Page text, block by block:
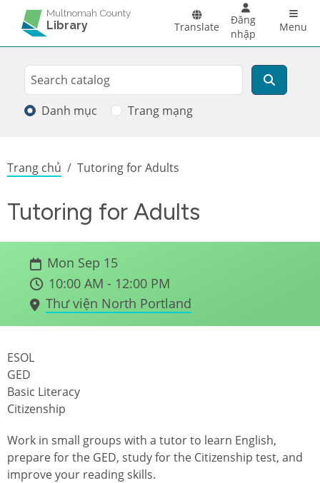
Skip to main content
Multnomah County
Library Translate
Đăng
nhập
Menu
Search
Tìm kiếm
Danh mục Trang mạng
Breadcrumb
Trang chủ Tutoring for Adults
Tutoring for Adults
Mon Sep 15
10:00 AM - 12:00 PM
Thư viện North Portland
ESOL
GED
Basic Literacy
Citizenship
Work in small groups with a tutor to learn English,
prepare for the GED, study for the Citizenship test, and
improve your reading skills.